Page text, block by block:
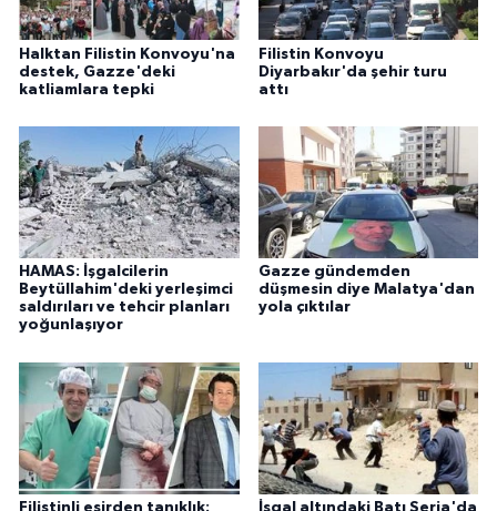
Halktan Filistin Konvoyu'na
destek, Gazze'deki
katliamlara tepki
Filistin Konvoyu
Diyarbakır'da şehir turu
attı
HAMAS: İşgalcilerin
Beytüllahim'deki yerleşimci
saldırıları ve tehcir planları
yoğunlaşıyor
Gazze gündemden
düşmesin diye Malatya'dan
yola çıktılar
Filistinli esirden tanıklık: İşgal altındaki Batı Şeria'da